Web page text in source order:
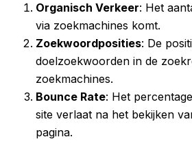
Organisch Verkeer: Het
via zoekmachines komt.
Zoekwoordposities: De
doelzoekwoorden in de
zoekmachines.
Bounce Rate: Het
site verlaat na het bekijken
pagina.